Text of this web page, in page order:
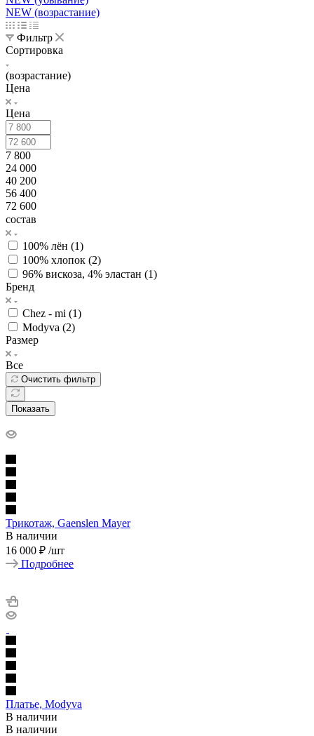
NEW (возрастание)
Фильтр
Сортировка
(возрастание)
Цена
Цена
7 800
24 000
40 200
56 400
72 600
состав
100% лён (1)
100% хлопок (2)
96% вискоза, 4% эластан (1)
Бренд
Chez - mi (1)
Modyva (2)
Размер
Все
Очистить фильтр
Показать
Трикотаж, Gaenslen Mayer
В наличии
16 000 ₽ /шт
Подробнее
Платье, Modyva
В наличии
В наличии